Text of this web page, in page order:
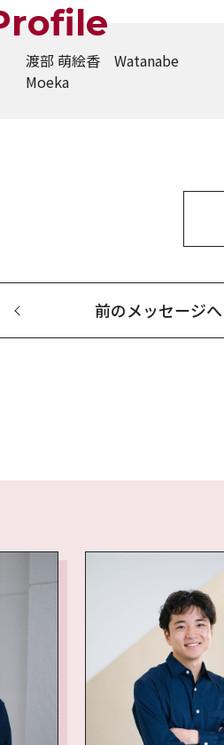
渡部 萌絵香 Watanabe
Moeka
前のメッセージへ